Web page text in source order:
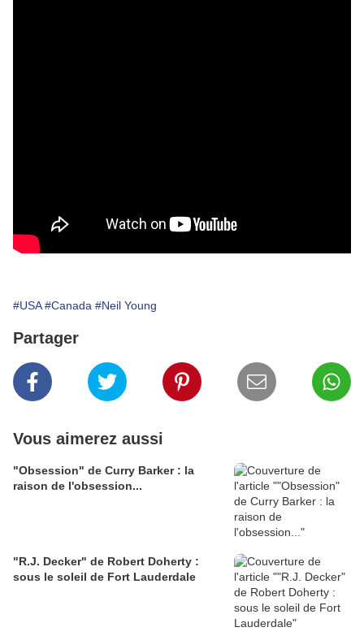
#USA #Canada #Neil Young
Partager
Vous aimerez aussi
"Obsession" de Curry Barker : la
raison de l'obsession...
"R.J. Decker" de Robert Doherty :
sous le soleil de Fort Lauderdale